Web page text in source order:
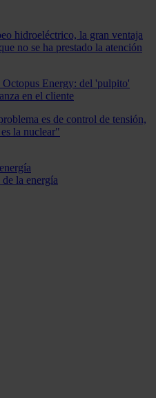
hidroeléctrico, la gran ventaja
no se ha prestado la atención
Energy: del 'pulpito'
en el cliente
es de control de tensión,
la nuclear"